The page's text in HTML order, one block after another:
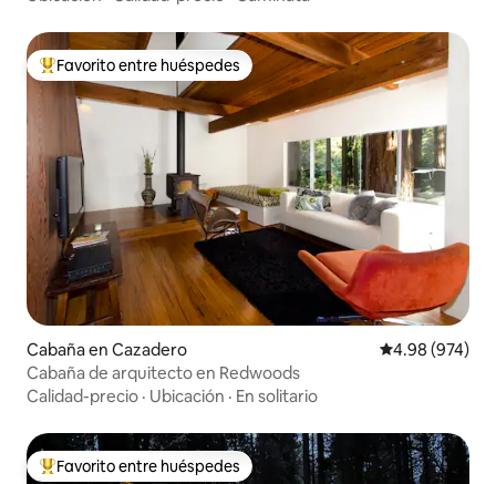
Favorito entre huéspedes preferido
Favorito entre huéspedes
Cabaña en Cazadero Calificación
4.98 (974)
Cabaña de arquitecto en Redwoods
Calidad-precio · Ubicación · En solitario
Favorito entre huéspedes preferido
Favorito entre huéspedes